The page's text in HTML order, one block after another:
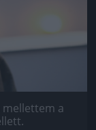
a